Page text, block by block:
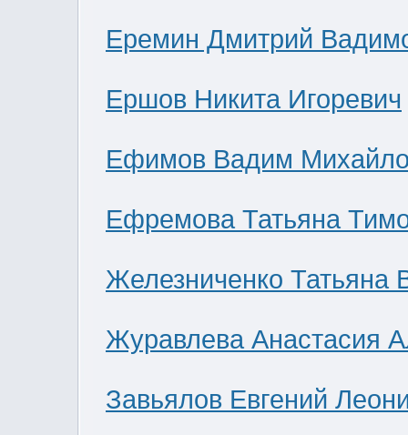
Еремин Дмитрий
Ершов Никита Игоревич
Ефимов Вадим
Ефремова Татьяна
Железниченко Татьяна
Журавлева Анастасия
Завьялов Евгений